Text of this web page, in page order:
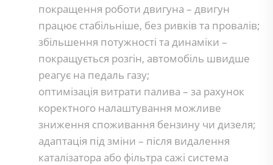
покращення роботи двигуна – двигун
працює стабільніше, без ривків та провалів;
збільшення потужності та динаміки –
покращується розгін, автомобіль швидше
реагує на педаль газу;
оптимізація витрати палива – за рахунок
коректного налаштування можливе
зниження споживання бензину чи дизеля;
адаптація під зміни – після видалення
каталізатора або фільтра сажі система